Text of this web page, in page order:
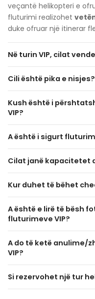
veçantë helikopteri e
fluturimi realizohet
duke ofruar një itinerar
Në turin VIP, cilat
Çfarë
turin VIP?
Palm
plazhit Jumeirah
Khalifa & Qendra e
Cili është pika e nisjes?
Cila është
Atlantis, The Palm
Kush është i
VIP?
Untuk
turu
A është i sigurt
Është e
helikopter
ndërkombëtare të
Cilat janë kapacitetet
Çfarë është
kufijtë në
pranohet
Kur duhet të bëhet
Kur duhet
fluturimin
60 minuta para
A është e lirë të bësh
fluturimeve VIP?
Është e lirë
dhe video
VIP?
A do të ketë anulime/
VIP?
A do të
shtyhen
Si rezervohet një tur